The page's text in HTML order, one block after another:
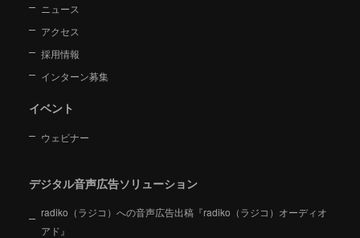
ニュース
アクセス
採用情報
インターン募集
イベント
ウェビナー
デジタル音声広告ソリューション
radiko（ラジコ）への音声広告出稿『radiko（ラジコ）オーディオ
アド』